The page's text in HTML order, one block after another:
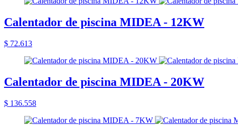
Calentador de piscina MIDEA - 12KW
$ 72.613
Calentador de piscina MIDEA - 20KW
$ 136.558